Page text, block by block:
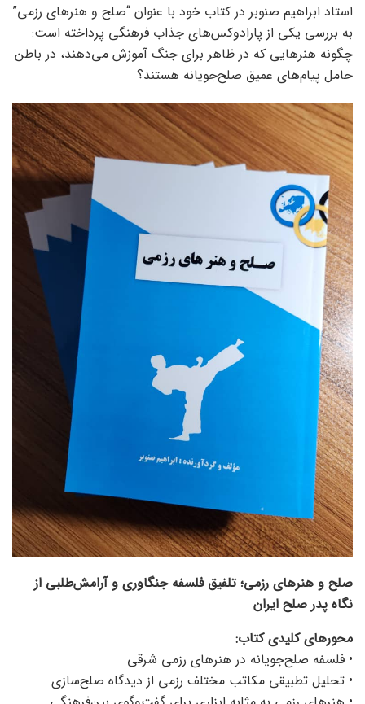
استاد ابراهیم صنوبر در کتاب خود با عنوان “صلح و هنرهای رزمی”
به بررسی یکی از پارادوکس‌های جذاب فرهنگی پرداخته است:
چگونه هنرهایی که در ظاهر برای جنگ آموزش می‌دهند، در باطن
حامل پیام‌های عمیق صلح‌جویانه هستند؟
صلح و هنرهای رزمی؛ تلفیق فلسفه جنگاوری و آرامش‌طلبی از
نگاه پدر صلح ایران
محورهای کلیدی کتاب:
• فلسفه صلح‌جویانه در هنرهای رزمی شرقی
• تحلیل تطبیقی مکاتب مختلف رزمی از دیدگاه صلح‌سازی